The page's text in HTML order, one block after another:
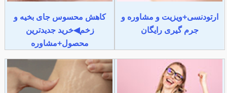
ارتودنسی+ویزیت و مشاوره و
جرم گیری رایگان
کاهش محسوس جای بخیه و
زخم◀خرید جدیدترین
محصول+مشاوره